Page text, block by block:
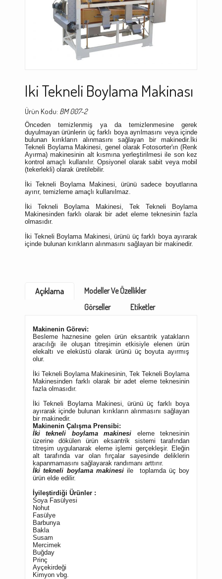
Iki Tekneli Boylama Makinası
Ürün Kodu: BM 007-2
Önceden temizlenmiş ya da temizlenmesine gerek
duyulmayan ürünlerin üç farklı boya ayrılmasını veya içinde
bulunan kırıkların alınmasını sağlayan bir makinedir.İki
Tekneli Boylama Makinesi, genel olarak Fotosorter'ın (Renk
Ayırma) makinesinin alt kısmına yerleştirilmesi ile son kez
kontrol amaçlı kullanılır. Opsiyonel olarak sabit veya mobil
(tekerlekli) olarak üretilebilir.
İki Tekneli Boylama Makinesi, ürünü sadece boyutlarına
ayırır, temizleme amaçlı kullanılmaz.
İki Tekneli Boylama Makinesi, Tek Tekneli Boylama
Makinesinden farklı olarak bir adet eleme teknesinin fazla
olmasıdır.
İki Tekneli Boylama Makinesi, ürünü üç farklı boya ayırarak
içinde bulunan kırıkların alınmasını sağlayan bir makinedir.
Açıklama
Modeller Ve Özellikler
Görseller
Etiketler
Makinenin Görevi:
Besleme haznesine gelen ürün eksantrik yatakların
aracılığı ile oluşan titreşimin etkisiyle elenen ürün
elekaltı ve eleküstü olarak ürünü üç boyuta ayırmış
olur.
İki Tekneli Boylama Makinesinin, Tek Tekneli Boylama
Makinesinden farklı olarak bir adet eleme teknesinin
fazla olmasıdır.
İki Tekneli Boylama Makinesi, ürünü üç farklı boya
ayırarak içinde bulunan kırıkların alınmasını sağlayan
bir makinedir.
Makinenin Çalışma Prensibi:
İki tekneli boylama makinesi eleme teknesinin
üzerine dökülen ürün eksantrik sistemi tarafından
titreşim uygulanarak eleme işlemi gerçekleşir. Eleğin
alt tarafında var olan fırçalar sayesinde deliklerin
kapanmamasını sağlayarak randımanı arttırır.
İki tekneli boylama makinesiile toplamda üç boy
ürün elde edilir.
İyileştirdiği Ürünler :
Soya Fasülyesi
Nohut
Fasülye
Barbunya
Bakla
Susam
Mercimek
Buğday
Prinç
Ayçekirdeği
Kimyon vbg.